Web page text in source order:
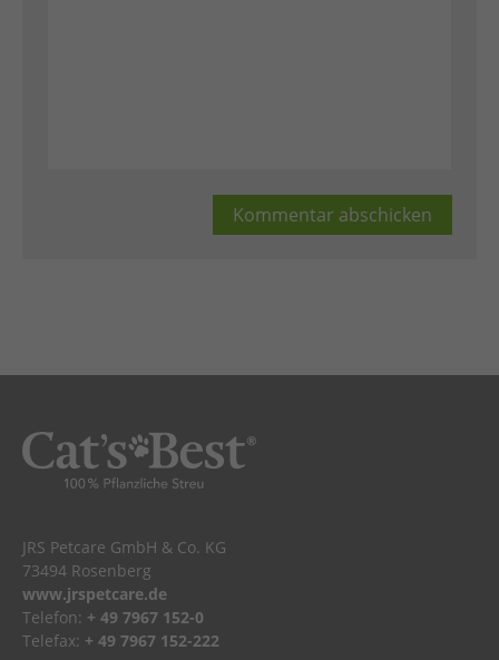
JRS Petcare GmbH & Co. KG
73494 Rosenberg
www.jrspetcare.de
Telefon: + 49 7967 152-0
Telefax: + 49 7967 152-222